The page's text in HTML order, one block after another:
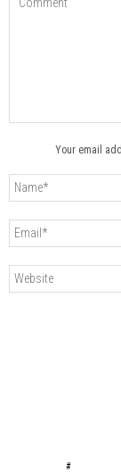
Your email
#